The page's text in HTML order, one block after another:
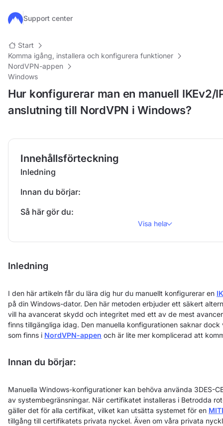
Hoppa till huvudinnehåll
Support center
Start
Komma igång, installera och konfigurera funktioner
NordVPN-appen
Windows
Hur konfigurerar man en manuell IKEv2/
anslutning till NordVPN i Windows?
Innehållsförteckning
Inledning
Innan du börjar:
Så här gör du:
Visa hela
Inledning
I den här artikeln får du lära dig hur du manuellt konfigurerar en
på din Windows-dator. Den här metoden erbjuder ett säkert
vill ha avancerat skydd och integritet med ett av de mest
finns tillgängliga idag. Den manuella konfigurationen saknar
som finns i NordVPN-appen och är lite mer komplicerad att
Innan du börjar:
Manuella Windows-konfigurationer kan behöva använda 3DES-
av systembegränsningar. När certifikatet installeras i Betrodda
gäller det för alla certifikat, vilket kan utsätta systemet för en
tillgång till certifikatets privata nyckel. Även om våra privata